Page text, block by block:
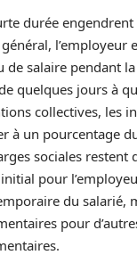
durée
l’employeur
de salaire pendant la
quelques jours à
collectives, les
à un pourcentage
sociales restent
pour
du salarié,
pour